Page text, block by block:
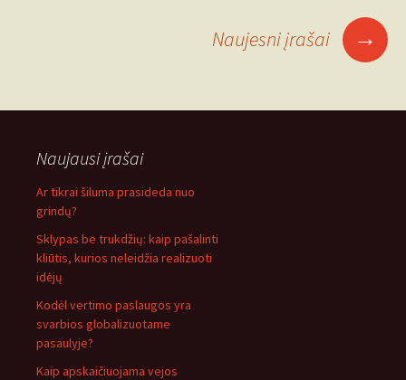
Naujesni įrašai →
Naujausi įrašai
Ar tikrai šiluma prasideda nuo
grindų?
Sklypas be trukdžių: kaip pašalinti
kliūtis, kurios neleidžia realizuoti
idėjų
Kodėl vertimo paslaugos yra
svarbios globalizuotame
pasaulyje?
Kaip apskaičiuojama vejos